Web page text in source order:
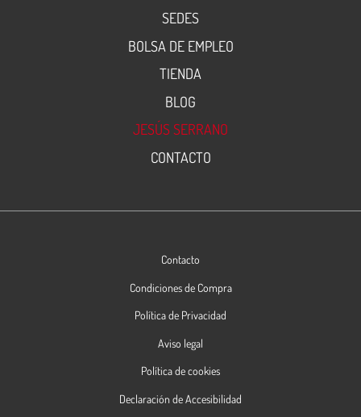
SEDES
BOLSA DE EMPLEO
TIENDA
BLOG
JESÚS SERRANO
CONTACTO
Contacto
Condiciones de Compra
Política de Privacidad
Aviso legal
Política de cookies
Declaración de Accesibilidad